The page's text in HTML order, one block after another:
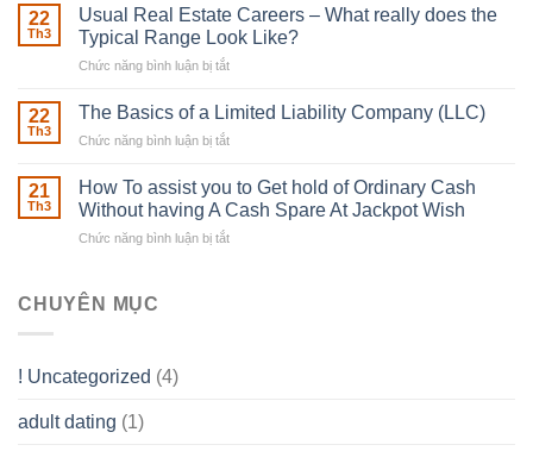
in
place
be
Ones
own
22
Th3
Usual Real Estate Careers – What really does the
Typical Range Look Like?
Chức năng bình luận bị tắt
Real
What
really
22
Th3
The Basics of a Limited Liability Company (LLC)
Chức năng bình luận bị tắt
Basics
of
21
Th3
How To assist you to Get hold of Ordinary Cash
Without having A Cash Spare At Jackpot Wish
Chức năng bình luận bị tắt
CHUYÊN MỤC
! Uncategorized (4)
adult dating (1)